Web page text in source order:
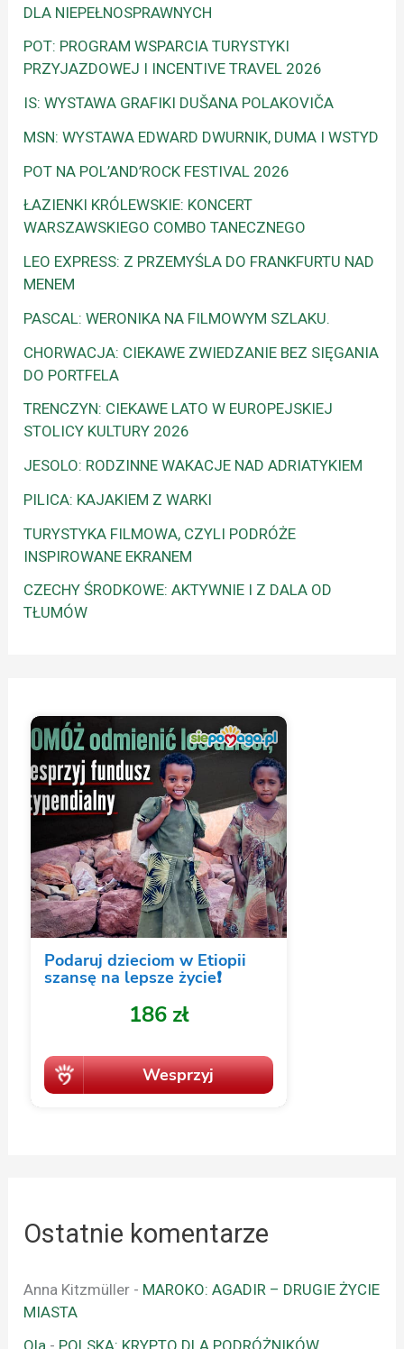
DLA NIEPEŁNOSPRAWNYCH
POT: PROGRAM WSPARCIA TURYSTYKI
PRZYJAZDOWEJ I INCENTIVE TRAVEL 2026
IS: WYSTAWA GRAFIKI DUŠANA POLAKOVIČA
MSN: WYSTAWA EDWARD DWURNIK, DUMA I WSTYD
POT NA POL’AND’ROCK FESTIVAL 2026
ŁAZIENKI KRÓLEWSKIE: KONCERT
WARSZAWSKIEGO COMBO TANECZNEGO
LEO EXPRESS: Z PRZEMYŚLA DO FRANKFURTU NAD
MENEM
PASCAL: WERONIKA NA FILMOWYM SZLAKU.
CHORWACJA: CIEKAWE ZWIEDZANIE BEZ SIĘGANIA
DO PORTFELA
TRENCZYN: CIEKAWE LATO W EUROPEJSKIEJ
STOLICY KULTURY 2026
JESOLO: RODZINNE WAKACJE NAD ADRIATYKIEM
PILICA: KAJAKIEM Z WARKI
TURYSTYKA FILMOWA, CZYLI PODRÓŻE
INSPIROWANE EKRANEM
CZECHY ŚRODKOWE: AKTYWNIE I Z DALA OD
TŁUMÓW
Ostatnie komentarze
Anna Kitzmüller - MAROKO: AGADIR – DRUGIE ŻYCIE
MIASTA